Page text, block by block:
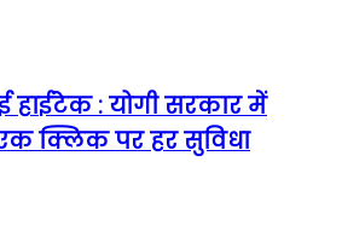
हाईटेक : योगी सरकार में
क्लिक पर हर सुविधा